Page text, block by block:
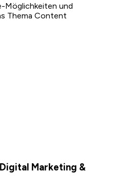
Möglichkeiten und
Thema Content
Marketing &